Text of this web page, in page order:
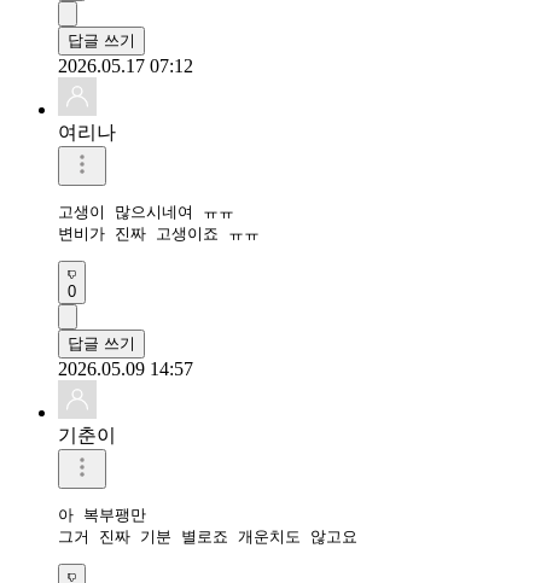
답글 쓰기
2026.05.17 07:12
여리나
고생이 많으시네여 ㅠㅠ
변비가 진짜 고생이죠 ㅠㅠ
0
답글 쓰기
2026.05.09 14:57
기춘이
아 복부팽만
그거 진짜 기분 별로죠 개운치도 않고요